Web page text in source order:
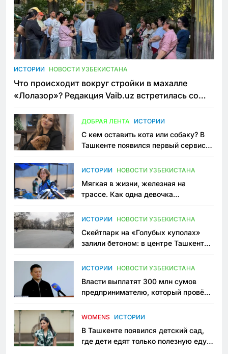
ИСТОРИИ НОВОСТИ УЗБЕКИСТАНА
Что происходит вокруг стройки в махалле
«Лолазор»? Редакция Vaib.uz встретилась со
ДОБРАЯ ЛЕНТА ИСТОРИИ
С кем оставить кота или собаку? В
Ташкенте появился первый сервис
ИСТОРИИ НОВОСТИ УЗБЕКИСТАНА
Мягкая в жизни, железная на
трассе. Как одна девочка
Узбекистане
ИСТОРИИ НОВОСТИ УЗБЕКИСТАНА
Скейтпарк на «Голубых куполах»
залили бетоном: в центре Ташкента
пространство
ИСТОРИИ НОВОСТИ УЗБЕКИСТАНА
Власти выплатят 300 млн сумов
предпринимателю, который провёл
приговору
WOMENS ИСТОРИИ
В Ташкенте появился детский сад,
где дети едят только полезную еду.